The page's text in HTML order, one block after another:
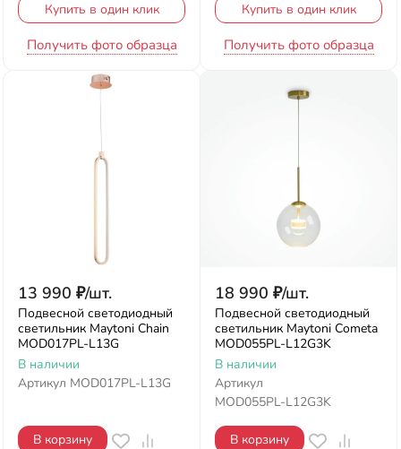
Купить в один клик
Получить фото образца
Купить в один клик
Получить фото образца
13 990 ₽/шт.
Подвесной светодиодный
светильник Maytoni Chain
MOD017PL-L13G
В наличии
Артикул MOD017PL-L13G
В корзину
18 990 ₽/шт.
Подвесной светодиодный
светильник Maytoni Cometa
MOD055PL-L12G3K
В наличии
Артикул
MOD055PL-L12G3K
В корзину